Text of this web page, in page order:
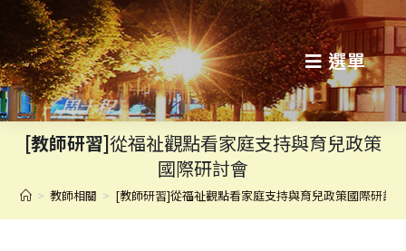
轉
至
主
選單
[教師研習]從福祉觀點看家庭支持與育兒政策
國際研討會
> 教師相關 > [教師研習]從福祉觀點看家庭支持與育兒政策國際研討會